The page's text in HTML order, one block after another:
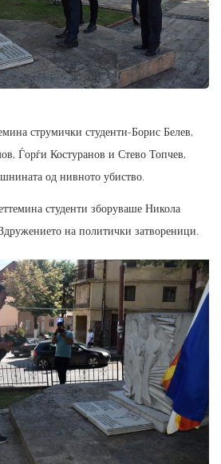
струмички студенти-Борис Белев,
Ѓорѓи Костуранов и Стево Топчев,
од нивното убиство.
студенти зборуваше Никола
на политички затвореници.